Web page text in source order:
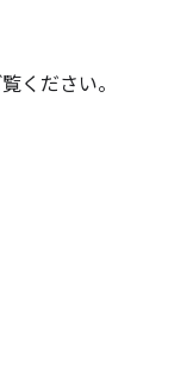
ください。